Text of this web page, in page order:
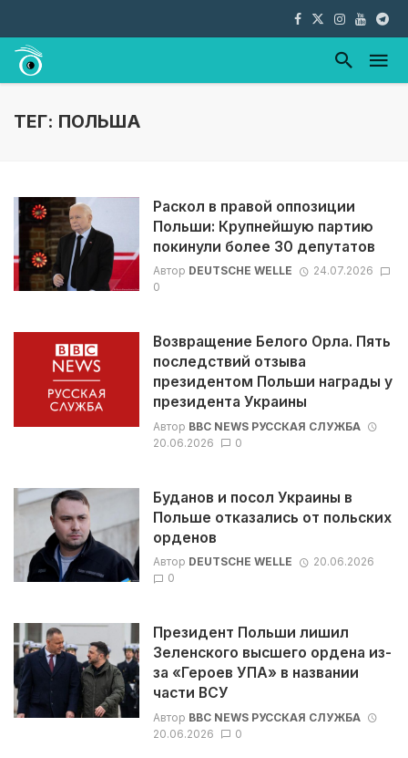
ТЕГ: ПОЛЬША
Раскол в правой оппозиции
Польши: Крупнейшую партию
покинули более 30 депутатов
Автор DEUTSCHE WELLE
24.07.2026
0
Возвращение Белого Орла. Пять
последствий отзыва
президентом Польши награды у
президента Украины
Автор BBC NEWS РУССКАЯ СЛУЖБА
20.06.2026
0
Буданов и посол Украины в
Польше отказались от польских
орденов
Автор DEUTSCHE WELLE
20.06.2026
0
Президент Польши лишил
Зеленского высшего ордена из-
за «Героев УПА» в названии
части ВСУ
Автор BBC NEWS РУССКАЯ СЛУЖБА
20.06.2026
0